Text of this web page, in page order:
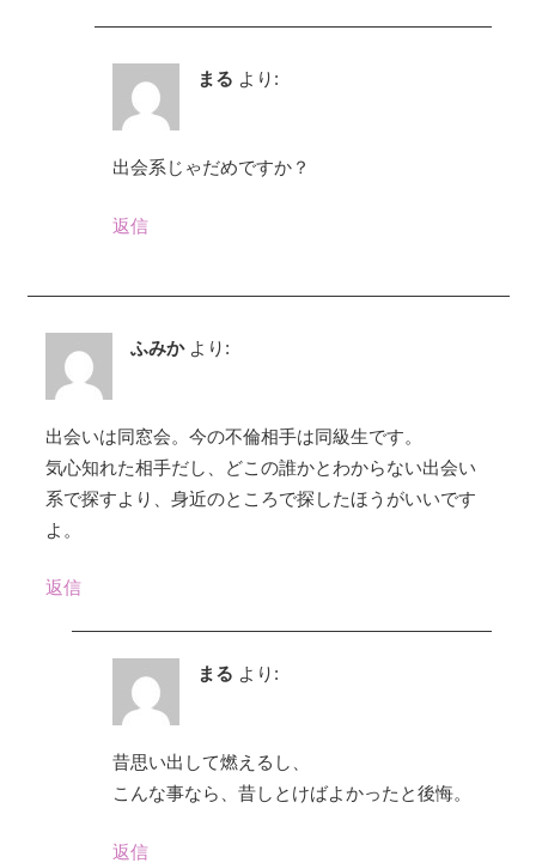
まる より:
出会系じゃだめですか？
返信
ふみか より:
出会いは同窓会。今の不倫相手は同級生です。
気心知れた相手だし、どこの誰かとわからない出会い
系で探すより、身近のところで探したほうがいいです
よ。
返信
まる より:
昔思い出して燃えるし、
こんな事なら、昔しとけばよかったと後悔。
返信